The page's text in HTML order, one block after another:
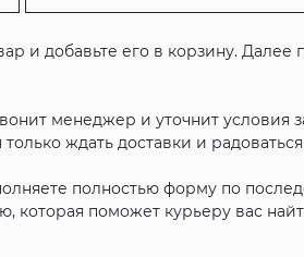
и добавьте его в корзину. Далее
менеджер и уточнит условия
ждать доставки и
полностью форму по
которая поможет курьеру вас